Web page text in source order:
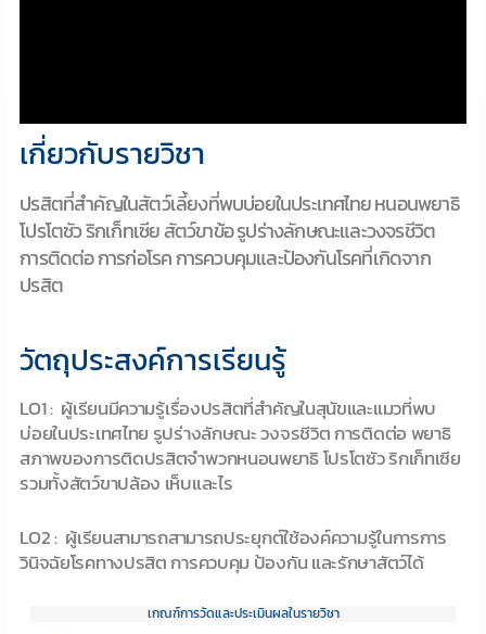
เกี่ยวกับรายวิชา
ปรสิตที่สำคัญในสัตว์เลี้ยงที่พบบ่อยในประเทศไทย หนอนพยาธิ
โปรโตซัว ริกเก็ทเซีย สัตว์ขาข้อ รูปร่างลักษณะและวงจรชีวิต
การติดต่อ การก่อโรค การควบคุมและป้องกันโรคที่เกิดจาก
ปรสิต
วัตถุประสงค์การเรียนรู้
LO1 : ผู้เรียนมีความรู้เรื่องปรสิตที่สำคัญในสุนัขและแมวที่พบ
บ่อยในประเทศไทย รูปร่างลักษณะ วงจรชีวิต การติดต่อ พยาธิ
สภาพของการติดปรสิตจำพวกหนอนพยาธิ โปรโตซัว ริกเก็ทเซีย
รวมทั้งสัตว์ขาปล้อง เห็บและไร
LO2 : ผู้เรียนสามารถสามารถประยุกต์ใช้องค์ความรู้ในการการ
วินิจฉัยโรคทางปรสิต การควบคุม ป้องกัน และรักษาสัตว์ได้
เกณฑ์การวัดและประเมินผลในรายวิชา